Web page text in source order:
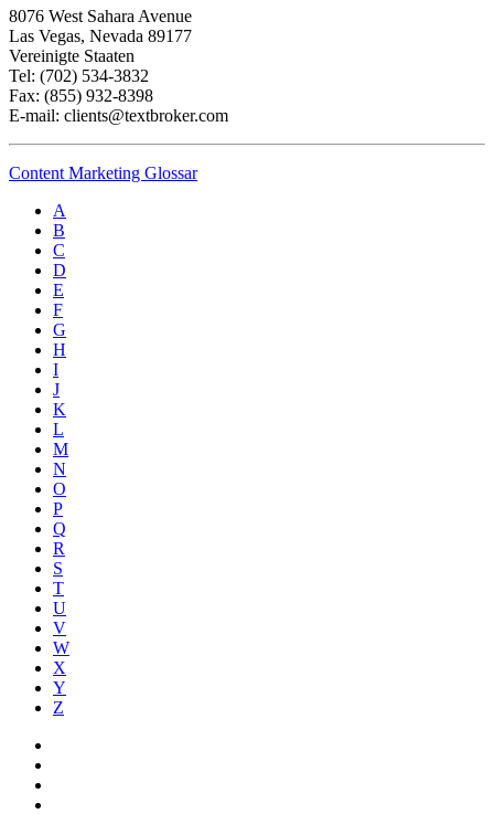
8076 West Sahara Avenue
Las Vegas, Nevada 89177
Vereinigte Staaten
Tel: (702) 534-3832
Fax: (855) 932-8398
E-mail: clients@textbroker.com
Content Marketing Glossar
A
B
C
D
E
F
G
H
I
J
K
L
M
N
O
P
Q
R
S
T
U
V
W
X
Y
Z